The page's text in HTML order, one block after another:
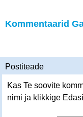
Kommentaarid
Postiteade
Kas Te soovite
nimi ja klikkige